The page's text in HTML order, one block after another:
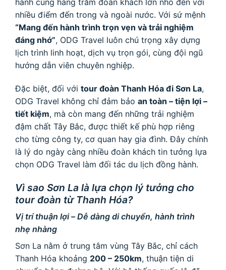
nhiều điểm đến trong và ngoài nước. Với sứ mệnh
“Mang đến hành trình trọn vẹn và trải nghiệm
đáng nhớ” , ODG Travel luôn chú trọng xây dựng
lịch trình linh hoạt, dịch vụ trọn gói, cùng đội ngũ
hướng dẫn viên chuyên nghiệp.
Đặc biệt, đối với tour đoàn Thanh Hóa đi Sơn La
ODG Travel không chỉ đảm bảo an toàn – tiện lợi –
tiết kiệm , mà còn mang đến những trải nghiệm
đậm chất Tây Bắc, được thiết kế phù hợp riêng
cho từng công ty, cơ quan hay gia đình. Đây chính
là lý do ngày càng nhiều đoàn khách tin tưởng lựa
chọn ODG Travel làm đối tác du lịch đồng hành.
Vì sao Sơn La là lựa chọn lý tưởng cho
tour đoàn từ Thanh Hóa?
Vị trí thuận lợi – Dễ dàng di chuyển, hành trình
nhẹ nhàng
Sơn La nằm ở trung tâm vùng Tây Bắc, chỉ cách
Thanh Hóa khoảng 200 – 250km , thuận tiện di